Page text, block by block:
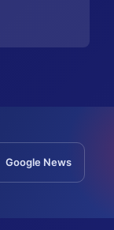
Google News